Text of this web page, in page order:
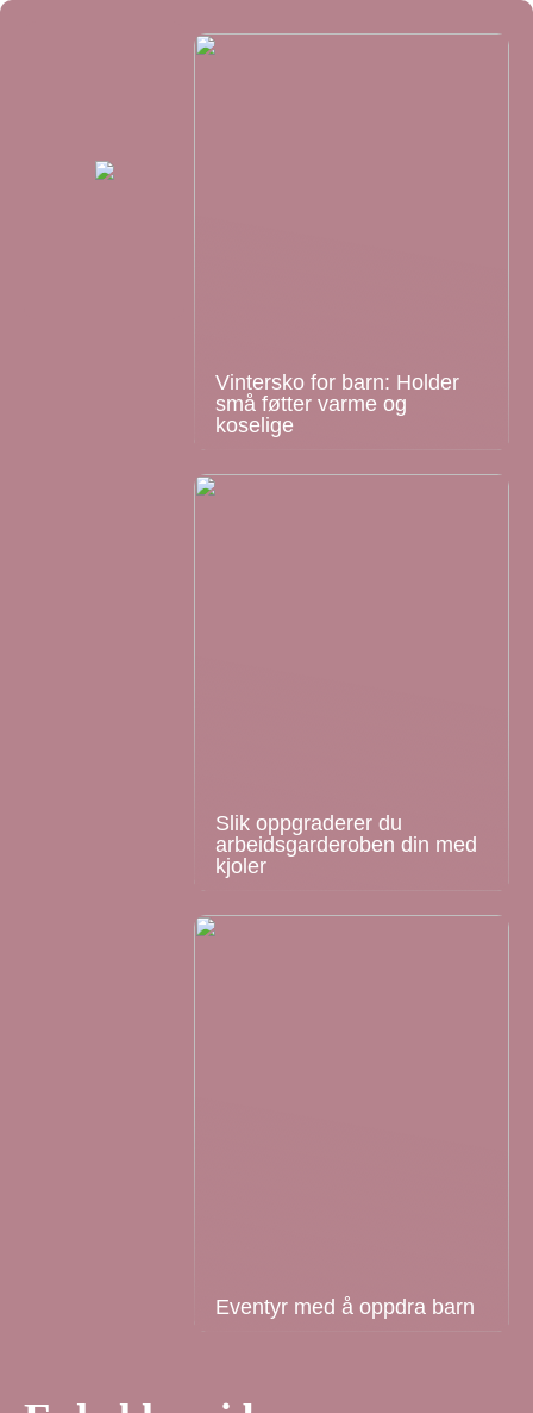
Vintersko for barn: Holder
små føtter varme og
koselige
Slik oppgraderer du
arbeidsgarderoben din med
kjoler
Eventyr med å oppdra barn